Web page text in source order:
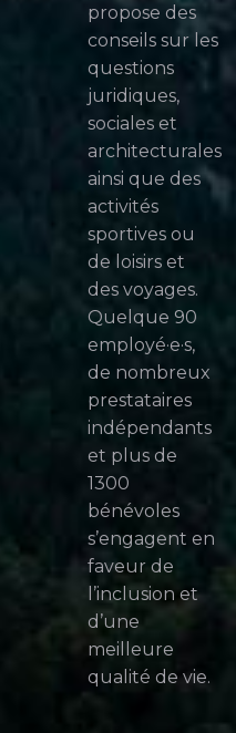
propose des
conseils sur les
questions
juridiques,
sociales et
architecturales
ainsi que des
activités
sportives ou
de loisirs et
des voyages.
Quelque 90
employé·e·s,
de nombreux
prestataires
indépendants
et plus de
1300
bénévoles
s’engagent en
faveur de
l’inclusion et
d’une
meilleure
qualité de vie.